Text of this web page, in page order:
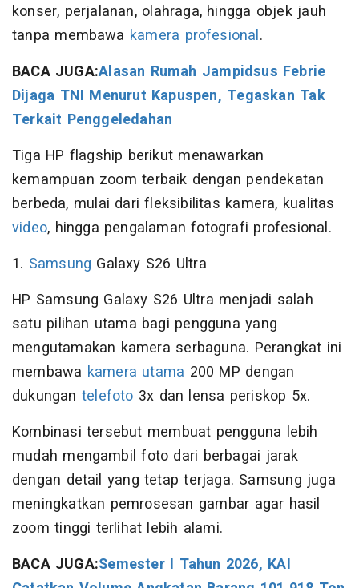
konser, perjalanan, olahraga, hingga objek jauh
tanpa membawa kamera profesional.
BACA JUGA:Alasan Rumah Jampidsus Febrie
Dijaga TNI Menurut Kapuspen, Tegaskan Tak
Terkait Penggeledahan
Tiga HP flagship berikut menawarkan
kemampuan zoom terbaik dengan pendekatan
berbeda, mulai dari fleksibilitas kamera, kualitas
video, hingga pengalaman fotografi profesional.
1. Samsung Galaxy S26 Ultra
HP Samsung Galaxy S26 Ultra menjadi salah
satu pilihan utama bagi pengguna yang
mengutamakan kamera serbaguna. Perangkat ini
membawa kamera utama 200 MP dengan
dukungan telefoto 3x dan lensa periskop 5x.
Kombinasi tersebut membuat pengguna lebih
mudah mengambil foto dari berbagai jarak
dengan detail yang tetap terjaga. Samsung juga
meningkatkan pemrosesan gambar agar hasil
zoom tinggi terlihat lebih alami.
BACA JUGA:Semester I Tahun 2026, KAI